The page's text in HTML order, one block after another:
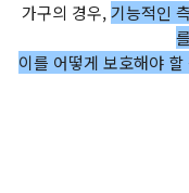
가구의 경우,기능적인
이를 어떻게 보호해야